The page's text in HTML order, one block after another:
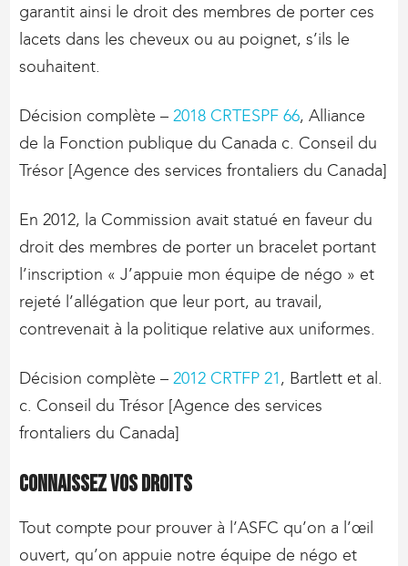
garantit ainsi le droit des membres de porter ces
lacets dans les cheveux ou au poignet, s’ils le
souhaitent.
Décision complète –2018 CRTESPF 66, Alliance
de la Fonction publique du Canada c. Conseil du
Trésor [Agence des services frontaliers du Canada]
En 2012, la Commission avait statué en faveur du
droit des membres de porter un bracelet portant
l’inscription « J’appuie mon équipe de négo » et
rejeté l’allégation que leur port, au travail,
contrevenait à la politique relative aux uniformes.
Décision complète –2012 CRTFP 21, Bartlett et al.
c. Conseil du Trésor [Agence des services
frontaliers du Canada]
Connaissez vos droits
Tout compte pour prouver à l’ASFC qu’on a l’œil
ouvert, qu’on appuie notre équipe de négo et